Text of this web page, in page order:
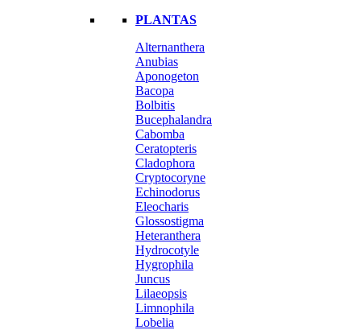
PLANTAS
Alternanthera
Anubias
Aponogeton
Bacopa
Bolbitis
Bucephalandra
Cabomba
Ceratopteris
Cladophora
Cryptocoryne
Echinodorus
Eleocharis
Glossostigma
Heteranthera
Hydrocotyle
Hygrophila
Juncus
Lilaeopsis
Limnophila
Lobelia